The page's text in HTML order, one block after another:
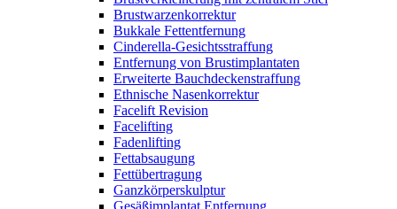
Brustwarzenkorrektur
Bukkale Fettentfernung
Cinderella-Gesichtsstraffung
Entfernung von Brustimplantaten
Erweiterte Bauchdeckenstraffung
Ethnische Nasenkorrektur
Facelift Revision
Facelifting
Fadenlifting
Fettabsaugung
Fettübertragung
Ganzkörperskulptur
Gesäßimplantat Entfernung